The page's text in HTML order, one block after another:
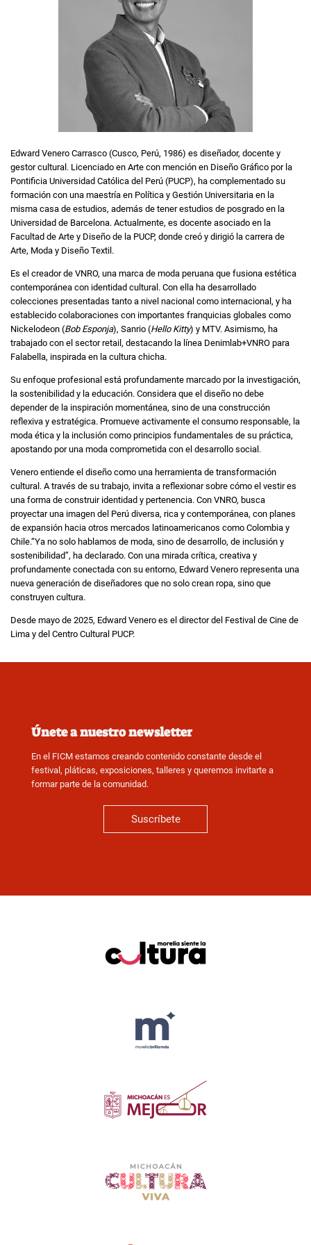
Edward Venero Carrasco (Cusco, Perú, 1986) es diseñador, docente y
gestor cultural. Licenciado en Arte con mención en Diseño Gráfico por la
Pontificia Universidad Católica del Perú (PUCP), ha complementado su
formación con una maestría en Política y Gestión Universitaria en la
misma casa de estudios, además de tener estudios de posgrado en la
Universidad de Barcelona. Actualmente, es docente asociado en la
Facultad de Arte y Diseño de la PUCP, donde creó y dirigió la carrera de
Arte, Moda y Diseño Textil.
Es el creador de VNRO, una marca de moda peruana que fusiona estética
contemporánea con identidad cultural. Con ella ha desarrollado
colecciones presentadas tanto a nivel nacional como internacional, y ha
establecido colaboraciones con importantes franquicias globales como
Nickelodeon (Bob Esponja), Sanrio (Hello Kitty) y MTV. Asimismo, ha
trabajado con el sector retail, destacando la línea Denimlab+VNRO para
Falabella, inspirada en la cultura chicha.
Su enfoque profesional está profundamente marcado por la investigación,
la sostenibilidad y la educación. Considera que el diseño no debe
depender de la inspiración momentánea, sino de una construcción
reflexiva y estratégica. Promueve activamente el consumo responsable, la
moda ética y la inclusión como principios fundamentales de su práctica,
apostando por una moda comprometida con el desarrollo social.
Venero entiende el diseño como una herramienta de transformación
cultural. A través de su trabajo, invita a reflexionar sobre cómo el vestir es
una forma de construir identidad y pertenencia. Con VNRO, busca
proyectar una imagen del Perú diversa, rica y contemporánea, con planes
de expansión hacia otros mercados latinoamericanos como Colombia y
Chile.“Ya no solo hablamos de moda, sino de desarrollo, de inclusión y
sostenibilidad”, ha declarado. Con una mirada crítica, creativa y
profundamente conectada con su entorno, Edward Venero representa una
nueva generación de diseñadores que no solo crean ropa, sino que
construyen cultura.
Desde mayo de 2025, Edward Venero es el director del Festival de Cine de
Lima y del Centro Cultural PUCP.
Únete a nuestro newsletter
En el FICM estamos creando contenido constante desde el
festival, pláticas, exposiciones, talleres y queremos invitarte a
formar parte de la comunidad.
Suscríbete